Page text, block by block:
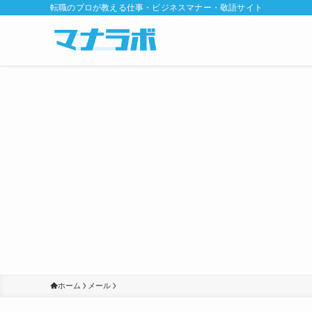
転職のプロが教える仕事・ビジネスマナー・敬語サイト
ホーム メール